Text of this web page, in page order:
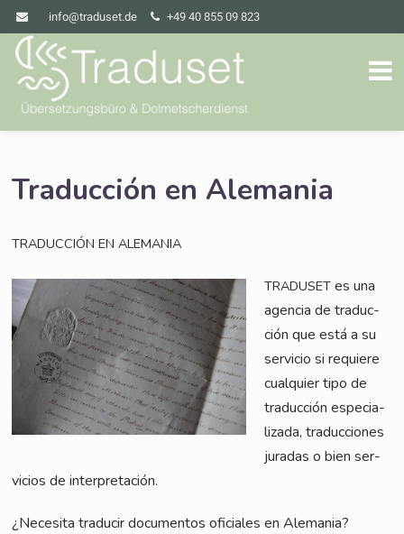
info@traduset.de +49 40 855 09 823
Traducción en Alemania
TRADUCCIÓN EN ALEMANIA
TRADUSET es una
agen­cia de tra­duc­
ción que está a su
ser­vicio si requie­re
cual­quier tipo de
tra­duc­ción espe­cia­
lizada, tra­duc­cio­nes
jura­das o bien ser­
vici­os de interpretación.
¿Nece­si­ta tra­du­cir docu­ment­os ofi­ci­a­les en Alemania?